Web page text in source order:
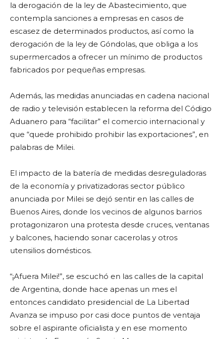
la derogación de la ley de Abastecimiento, que
contempla sanciones a empresas en casos de
escasez de determinados productos, así como la
derogación de la ley de Góndolas, que obliga a los
supermercados a ofrecer un mínimo de productos
fabricados por pequeñas empresas.
Además, las medidas anunciadas en cadena nacional
de radio y televisión establecen la reforma del Código
Aduanero para “facilitar” el comercio internacional y
que “quede prohibido prohibir las exportaciones”, en
palabras de Milei.
El impacto de la batería de medidas desreguladoras
de la economía y privatizadoras sector público
anunciada por Milei se dejó sentir en las calles de
Buenos Aires, donde los vecinos de algunos barrios
protagonizaron una protesta desde cruces, ventanas
y balcones, haciendo sonar cacerolas y otros
utensilios domésticos.
“¡Afuera Milei!”, se escuchó en las calles de la capital
de Argentina, donde hace apenas un mes el
entonces candidato presidencial de La Libertad
Avanza se impuso por casi doce puntos de ventaja
sobre el aspirante oficialista y en ese momento